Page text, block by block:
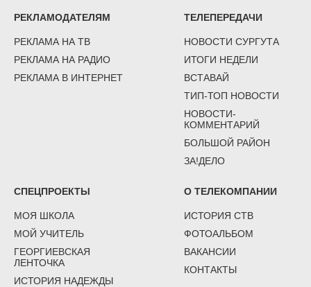
РЕКЛАМОДАТЕЛЯМ
РЕКЛАМА НА ТВ
РЕКЛАМА НА РАДИО
РЕКЛАМА В ИНТЕРНЕТ
ТЕЛЕПЕРЕДАЧИ
НОВОСТИ СУРГУТА
ИТОГИ НЕДЕЛИ
ВСТАВАЙ
ТИП-ТОП НОВОСТИ
НОВОСТИ-
КОММЕНТАРИЙ
БОЛЬШОЙ РАЙОН
ЗА!ДЕЛО
СПЕЦПРОЕКТЫ
МОЯ ШКОЛА
МОЙ УЧИТЕЛЬ
ГЕОРГИЕВСКАЯ
ЛЕНТОЧКА
ИСТОРИЯ НАДЕЖДЫ
О ТЕЛЕКОМПАНИИ
ИСТОРИЯ СТВ
ФОТОАЛЬБОМ
ВАКАНСИИ
КОНТАКТЫ